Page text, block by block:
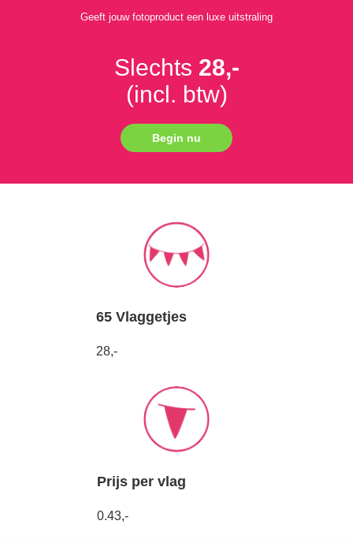
Geeft jouw fotoproduct een luxe uitstraling
Slechts 28,-
(incl. btw)
Begin nu
65 Vlaggetjes
28,-
Prijs per vlag
0.43,-